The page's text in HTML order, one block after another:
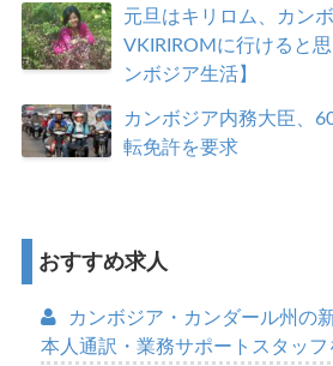
元旦はキリロム、カン
VKIRIROMに行けると
ンボジア生活】
カンボジア内務大臣、
転免許を要求
おすすめ求人
カンボジア・カンダール州の
本人通訳・業務サポートスタッフ